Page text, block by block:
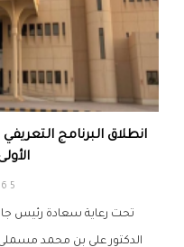
انطلاق البرنامج
5 August 2026
تحت رعاية سعادة رئيس
الدكتور علي بن محمد